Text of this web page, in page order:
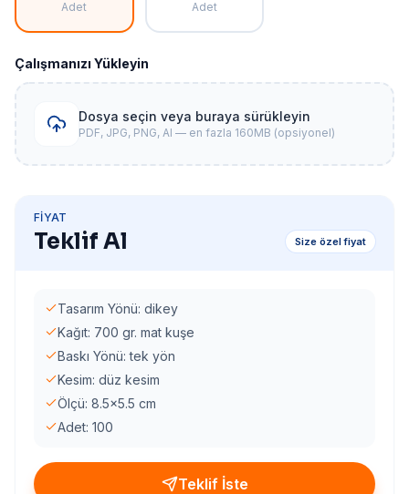
Adet Adet
Çalışmanızı Yükleyin
Dosya seçin veya buraya sürükleyin
PDF, JPG, PNG, AI — en fazla 160MB (opsiyonel)
FIYAT
Teklif Al Size özel fiyat
Tasarım Yönü: dikey
Kağıt: 700 gr. mat kuşe
Baskı Yönü: tek yön
Kesim: düz kesim
Ölçü: 8.5x5.5 cm
Adet: 100
Teklif İste